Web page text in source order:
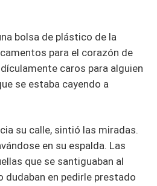
bolsa de plástico de la
para el corazón de
caros para alguien
se estaba cayendo a
su calle, sintió las miradas.
en su espalda. Las
que se santiguaban al
dudaban en pedirle prestado